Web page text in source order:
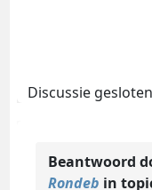
Discussie
Beantwoord
Rondeb in